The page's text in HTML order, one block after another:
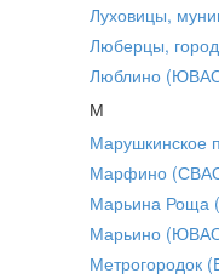
Луховицы,
Люберцы,
Люблино
М
Марушкинское
Марфино
Марьина Роща
Марьино
Метрогородок